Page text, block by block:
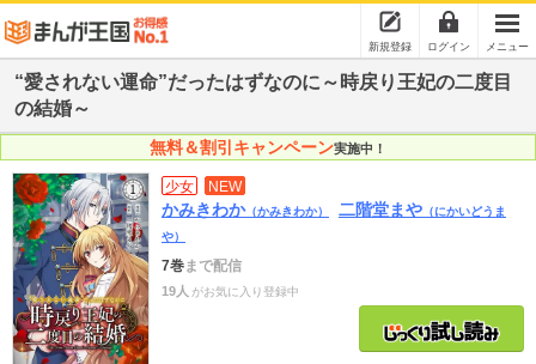
新規登録 ログイン メニュー
“愛されない運命”だったはずなのに～時戻り王妃の二度目
の結婚～
無料＆割引キャンペーン実施中！
少女 NEW
かみきわか（かみきわか） 二階堂まや （にかいどうま
や）
7巻まで配信
19人 がお気に入り登録中